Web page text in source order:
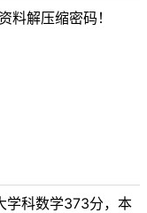
料解压缩密码！
学科数学373分，本